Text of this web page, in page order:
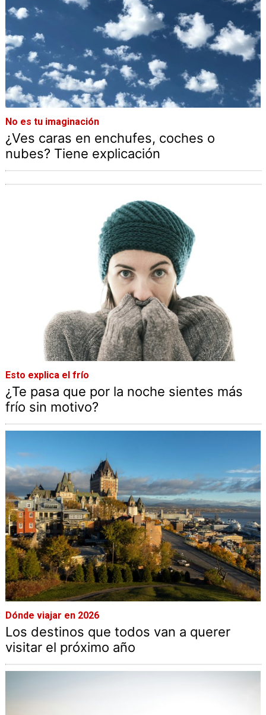
No es tu imaginación
¿Ves caras en enchufes, coches o
nubes? Tiene explicación
Esto explica el frío
¿Te pasa que por la noche sientes más
frío sin motivo?
Dónde viajar en 2026
Los destinos que todos van a querer
visitar el próximo año